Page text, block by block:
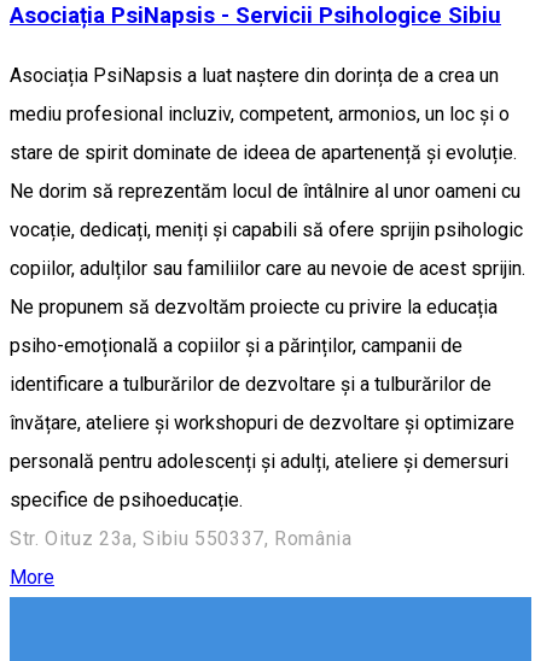
Asociația PsiNapsis - Servicii Psihologice Sibiu
Asociația PsiNapsis a luat naștere din dorința de a crea un
mediu profesional incluziv, competent, armonios, un loc și o
stare de spirit dominate de ideea de apartenență și evoluție.
Ne dorim să reprezentăm locul de întâlnire al unor oameni cu
vocație, dedicați, meniți și capabili să ofere sprijin psihologic
copiilor, adulților sau familiilor care au nevoie de acest sprijin.
Ne propunem să dezvoltăm proiecte cu privire la educația
psiho-emoțională a copiilor și a părinților, campanii de
identificare a tulburărilor de dezvoltare și a tulburărilor de
învățare, ateliere și workshopuri de dezvoltare și optimizare
personală pentru adolescenți și adulți, ateliere și demersuri
specifice de psihoeducație.
Str. Oituz 23a, Sibiu 550337, România
More